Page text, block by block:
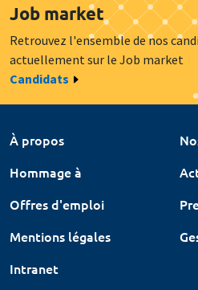
Job market
Retrouvez l'ensemble de nos
actuellement sur le Job market
Candidats
À propos
Hommage à
Offres d'emploi
Mentions légales
Intranet